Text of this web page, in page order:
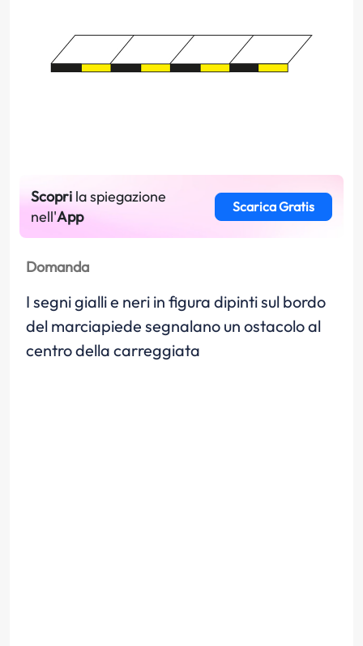
Scopri la spiegazione
nell'App
Scarica Gratis
Domanda
I segni gialli e neri in figura dipinti sul bordo
del marciapiede segnalano un ostacolo al
centro della carreggiata